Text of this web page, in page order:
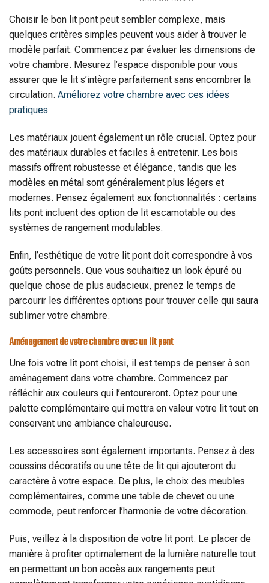
Choisir le bon lit pont peut sembler complexe, mais
quelques critères simples peuvent vous aider à trouver le
modèle parfait. Commencez par évaluer les dimensions de
votre chambre. Mesurez l’espace disponible pour vous
assurer que le lit s’intègre parfaitement sans encombrer la
circulation. Améliorez votre chambre avec ces idées
pratiques
Les matériaux jouent également un rôle crucial. Optez pour
des matériaux durables et faciles à entretenir. Les bois
massifs offrent robustesse et élégance, tandis que les
modèles en métal sont généralement plus légers et
modernes. Pensez également aux fonctionnalités : certains
lits pont incluent des option de lit escamotable ou des
systèmes de rangement modulables.
Enfin, l’esthétique de votre lit pont doit correspondre à vos
goûts personnels. Que vous souhaitiez un look épuré ou
quelque chose de plus audacieux, prenez le temps de
parcourir les différentes options pour trouver celle qui saura
sublimer votre chambre.
Aménagement de votre chambre avec un lit pont
Une fois votre lit pont choisi, il est temps de penser à son
aménagement dans votre chambre. Commencez par
réfléchir aux couleurs qui l’entoureront. Optez pour une
palette complémentaire qui mettra en valeur votre lit tout en
conservant une ambiance chaleureuse.
Les accessoires sont également importants. Pensez à des
coussins décoratifs ou une tête de lit qui ajouteront du
caractère à votre espace. De plus, le choix des meubles
complémentaires, comme une table de chevet ou une
commode, peut renforcer l’harmonie de votre décoration.
Puis, veillez à la disposition de votre lit pont. Le placer de
manière à profiter optimalement de la lumière naturelle tout
en permettant un bon accès aux rangements peut